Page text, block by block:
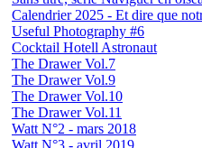
Calendrier 2025 - Et dire que
Useful Photography #6
Cocktail Hotell Astronaut
The Drawer Vol.7
The Drawer Vol.9
The Drawer Vol.10
The Drawer Vol.11
Watt N°2 - mars 2018